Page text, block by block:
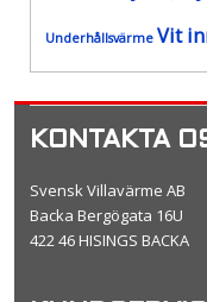
Underhållsvärme Vit
KONTAKTA
Svensk Villavärme AB
Backa Bergögata 16U
422 46 HISINGS BACKA